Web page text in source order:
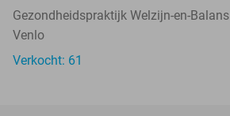
Gezondheidspraktijk Welzijn-en-Balans
Venlo
Verkocht: 61